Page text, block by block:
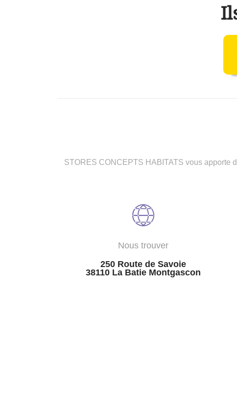
STORES CONCEPTS HABITATS vous apporte
Nous trouver
250 Route de Savoie
38110 La Batie Montgascon